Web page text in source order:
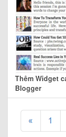
Thêm Widget
Blogger